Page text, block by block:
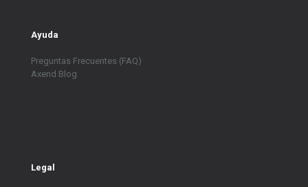
Ayuda
Preguntas Frecuentes (FAQ)
Axend Blog
Legal